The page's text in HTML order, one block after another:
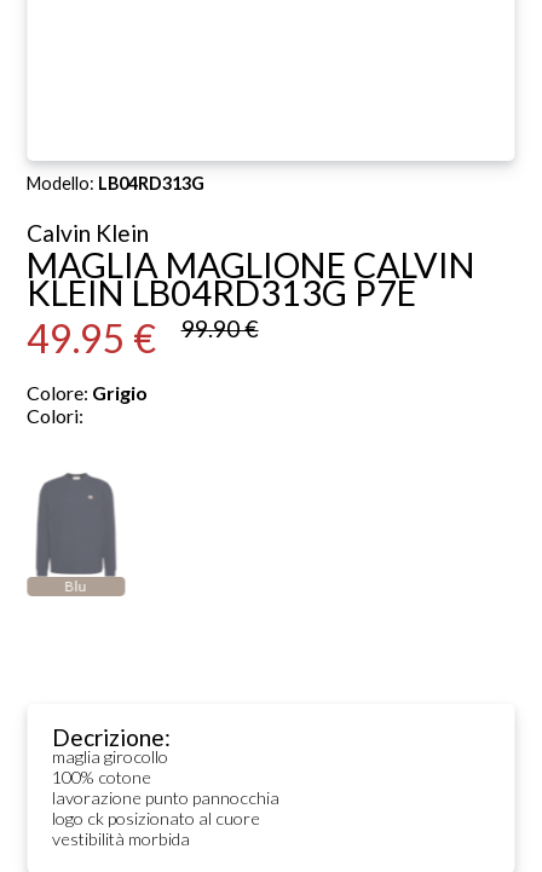
Modello: LB04RD313G
Calvin Klein
MAGLIA MAGLIONE CALVIN
KLEIN LB04RD313G P7E
49.95 € 99.90 €
Colore: Grigio
Colori:
Blu
Decrizione:
maglia girocollo
100% cotone
lavorazione punto pannocchia
logo ck posizionato al cuore
vestibilità morbida